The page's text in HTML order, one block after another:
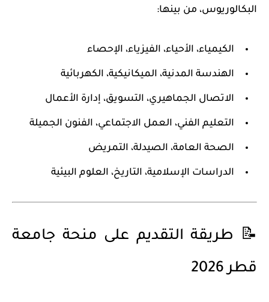
البكالوريوس، من بينها:
الكيمياء، الأحياء، الفيزياء، الإحصاء
الهندسة المدنية، الميكانيكية، الكهربائية
الاتصال الجماهيري، التسويق، إدارة الأعمال
التعليم الفني، العمل الاجتماعي، الفنون الجميلة
الصحة العامة، الصيدلة، التمريض
الدراسات الإسلامية، التاريخ، العلوم البيئية
📝 طريقة التقديم على منحة جامعة
قطر 2026